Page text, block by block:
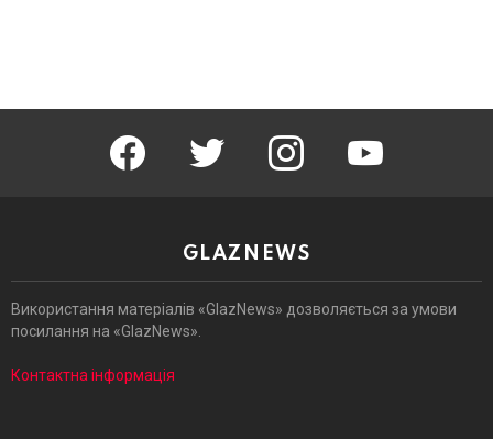
facebook twitter instagram youtube
GLAZNEWS
Використання матеріалів «GlazNews» дозволяється за умови
посилання на «GlazNews».
Контактна інформація